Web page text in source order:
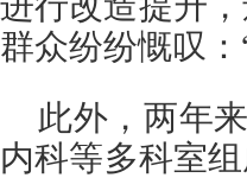
群众纷纷慨叹
此外，两年
内科等多科室